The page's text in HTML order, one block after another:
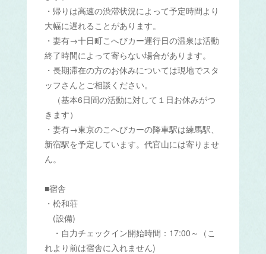
・帰りは高速の渋滞状況によって予定時間より
大幅に遅れることがあります。
・妻有→十日町こへびカー運行日の温泉は活動
終了時間によって寄らない場合があります。
・長期滞在の方のお休みについては現地でスタ
ッフさんとご相談ください。
（基本6日間の活動に対して１日お休みがつ
きます）
・妻有→東京のこへびカーの降車駅は練馬駅、
新宿駅を予定しています。代官山には寄りませ
ん。
■宿舎
・松和荘
(設備)
・自力チェックイン開始時間：17:00～（こ
れより前は宿舎に入れません)